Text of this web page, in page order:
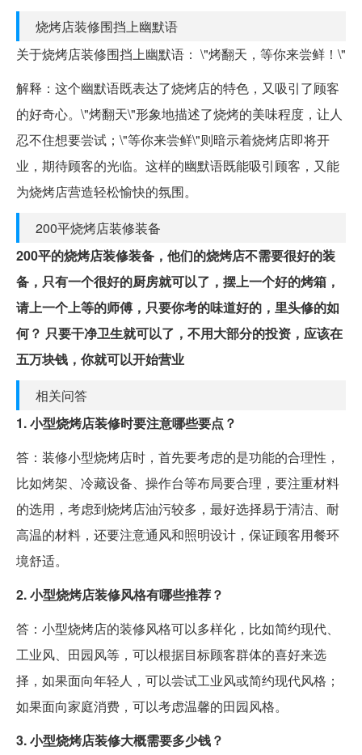
烧烤店装修围挡上幽默语
关于烧烤店装修围挡上幽默语： \"烤翻天，等你来尝鲜！\"
解释：这个幽默语既表达了烧烤店的特色，又吸引了顾客
的好奇心。\"烤翻天\"形象地描述了烧烤的美味程度，让人
忍不住想要尝试；\"等你来尝鲜\"则暗示着烧烤店即将开
业，期待顾客的光临。这样的幽默语既能吸引顾客，又能
为烧烤店营造轻松愉快的氛围。
200平烧烤店装修装备
200平的烧烤店装修装备，他们的烧烤店不需要很好的装
备，只有一个很好的厨房就可以了，摆上一个好的烤箱，
请上一个上等的师傅，只要你考的味道好的，里头修的如
何？ 只要干净卫生就可以了，不用大部分的投资，应该在
五万块钱，你就可以开始营业
相关问答
1. 小型烧烤店装修时要注意哪些要点？
答：装修小型烧烤店时，首先要考虑的是功能的合理性，
比如烤架、冷藏设备、操作台等布局要合理，要注重材料
的选用，考虑到烧烤店油污较多，最好选择易于清洁、耐
高温的材料，还要注意通风和照明设计，保证顾客用餐环
境舒适。
2. 小型烧烤店装修风格有哪些推荐？
答：小型烧烤店的装修风格可以多样化，比如简约现代、
工业风、田园风等，可以根据目标顾客群体的喜好来选
择，如果面向年轻人，可以尝试工业风或简约现代风格；
如果面向家庭消费，可以考虑温馨的田园风格。
3. 小型烧烤店装修大概需要多少钱？